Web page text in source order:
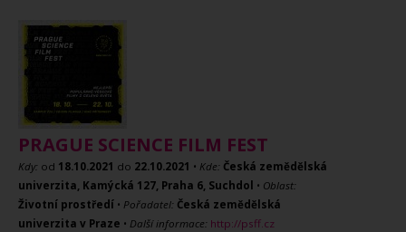
PRAGUE SCIENCE FILM FEST
Kdy: od 18.10.2021 do 22.10.2021 • Kde: Česká zemědělská
univerzita, Kamýcká 127, Praha 6, Suchdol • Oblast:
Životní prostředí • Pořadatel: Česká zemědělská
univerzita v Praze • Další informace: http://psff.cz